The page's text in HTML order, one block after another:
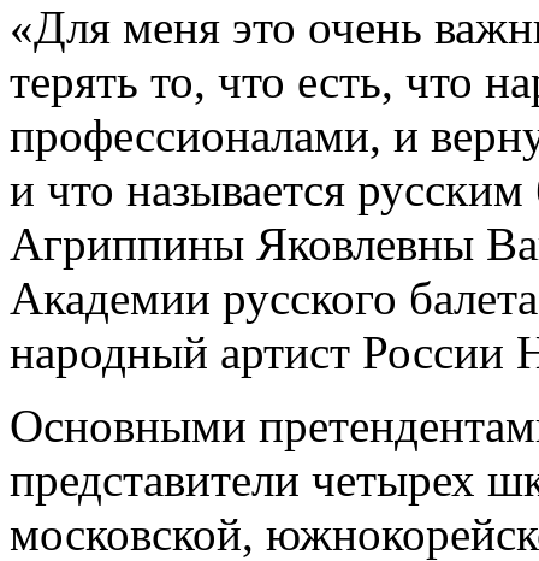
«Для меня это очень
терять то, что есть, что
профессионалами, и
и что называется
Агриппины Яковлевны
Академии русского
народный артист России
Основными
представители четырех
московской,